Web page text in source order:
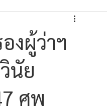
งผู้ว่าฯ
นัย
ศพ